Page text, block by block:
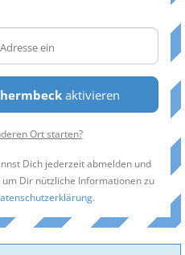
aktivieren
Ort starten?
Dich jederzeit abmelden und
Dir nützliche Informationen zu
.